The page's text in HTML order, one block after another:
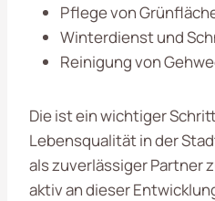
Pflege von
Winterdienst und
Reinigung von
Die ist ein wichtiger
Lebensqualität in der
als zuverlässiger Partner
aktiv an dieser